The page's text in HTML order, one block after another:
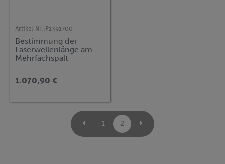
Artikel-Nr.: P1391700
Bestimmung der
Laserwellenlänge am
Mehrfachspalt
1.070,90 €
1 2